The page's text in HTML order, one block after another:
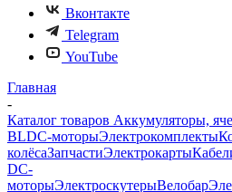
Вконтакте
Telegram
YouTube
Главная
-
Каталог товаров Аккумуляторы,
BLDC-моторыЭлектрокомплекты
колёсаЗапчастиЭлектрокарты
DC-
моторыЭлектроскутерыВелобар